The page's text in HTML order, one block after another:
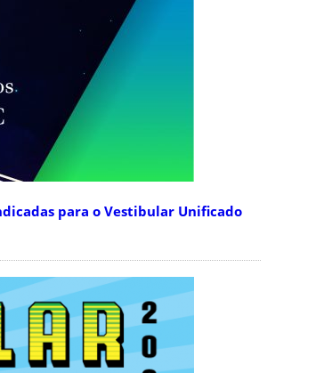
para o Vestibular Unificado